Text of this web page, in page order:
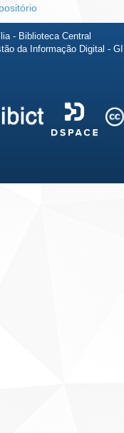
- Biblioteca Central
da Informação Digital -